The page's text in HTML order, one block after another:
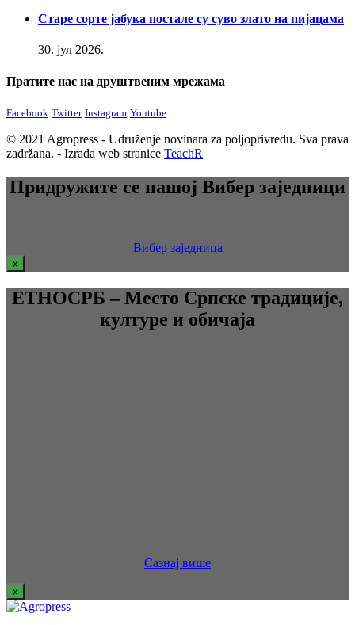
Старе сорте јабука постале су суво злато на пијацама
30. јул 2026.
Пратите нас на друштвеним мрежама
Facebook Twitter Instagram Youtube
© 2021 Agropress - Udruženje novinara za poljoprivredu. Sva prava
zadržana. - Izrada web stranice TeachR
Придружите се нашој Вибер заједници
Вибер заједница
x
ЕТНОСРБ – Место Српске традиције,
културе и обичаја
Сазнај више
x